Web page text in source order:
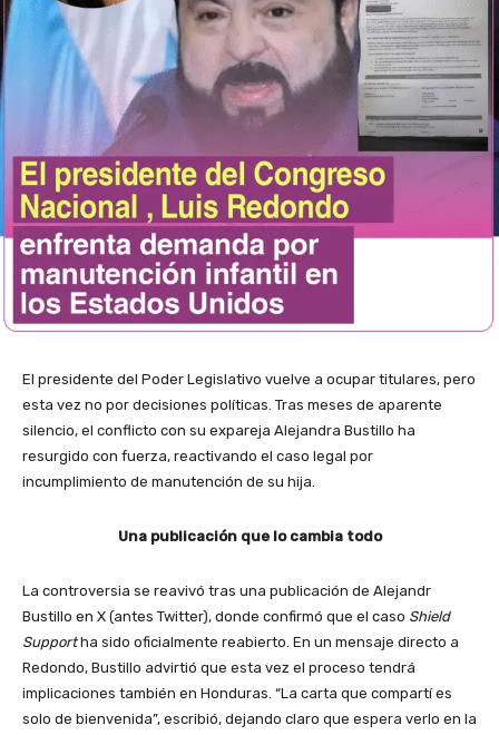
El presidente del Poder Legislativo vuelve a ocupar titulares, pero
esta vez no por decisiones políticas. Tras meses de aparente
silencio, el conflicto con su expareja Alejandra Bustillo ha
resurgido con fuerza, reactivando el caso legal por
incumplimiento de manutención de su hija.
Una publicación que lo cambia todo
La controversia se reavivó tras una publicación de Alejandr
Bustillo en X (antes Twitter), donde confirmó que el caso Shield
Supportha sido oficialmente reabierto. En un mensaje directo a
Redondo, Bustillo advirtió que esta vez el proceso tendrá
implicaciones también en Honduras. “La carta que compartí es
solo de bienvenida”, escribió, dejando claro que espera verlo en la